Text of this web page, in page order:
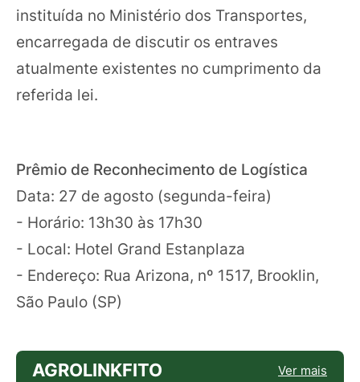
instituída no Ministério dos Transportes,
encarregada de discutir os entraves
atualmente existentes no cumprimento da
referida lei.
Prêmio de Reconhecimento de Logística
Data: 27 de agosto (segunda-feira)
- Horário: 13h30 às 17h30
- Local: Hotel Grand Estanplaza
- Endereço: Rua Arizona, nº 1517, Brooklin,
São Paulo (SP)
AGROLINKFITO Ver mais